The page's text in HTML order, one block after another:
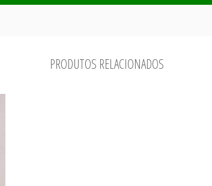
PRODUTOS RELACIONADOS